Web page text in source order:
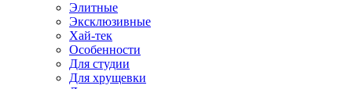
Элитные
Эксклюзивные
Хай-тек
Особенности
Для студии
Для хрущевки